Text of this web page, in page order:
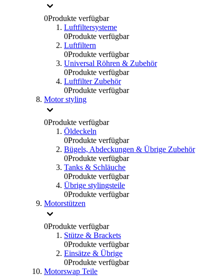
0Produkte verfügbar
Luftfiltersysteme
0Produkte verfügbar
Luftfiltern
0Produkte verfügbar
Universal Röhren & Zubehör
0Produkte verfügbar
Luftfilter Zubehör
0Produkte verfügbar
Motor styling
0Produkte verfügbar
Öldeckeln
0Produkte verfügbar
Bügels, Abdeckungen & Übrige Zubehör
0Produkte verfügbar
Tanks & Schläuche
0Produkte verfügbar
Übrige stylingsteile
0Produkte verfügbar
Motorstützen
0Produkte verfügbar
Stütze & Brackets
0Produkte verfügbar
Einsätze & Übrige
0Produkte verfügbar
Motorswap Teile